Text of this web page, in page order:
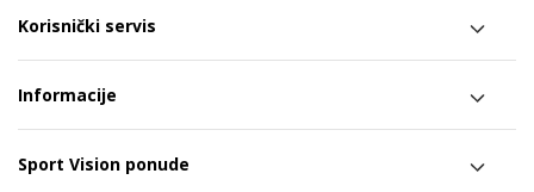
Korisnički servis
Informacije
Sport Vision ponude